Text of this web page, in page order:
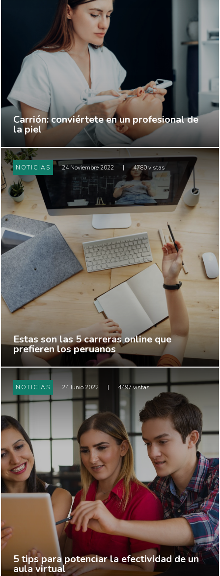
Carrión: conviértete en un profesional de
la piel
NOTICIAS 24 Noviembre 2022 | 4780 vistas
Estas son las 5 carreras online que
prefieren los peruanos
NOTICIAS 24 Junio 2022 | 4497 vistas
5 tips para potenciar la efectividad de un
aula virtual